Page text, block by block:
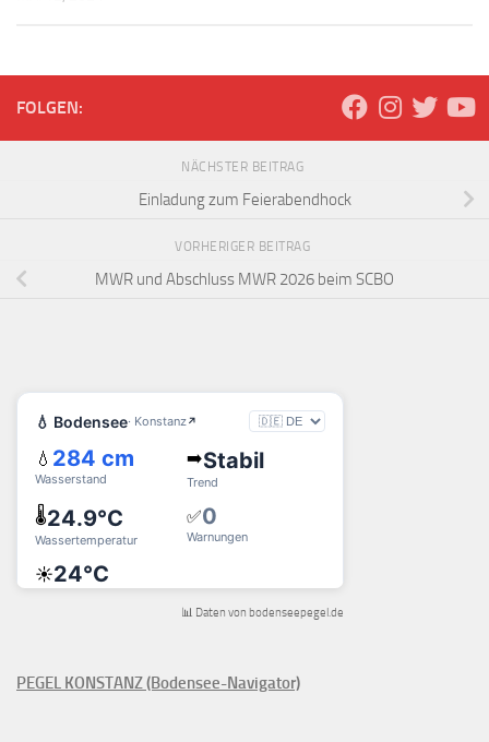
FOLGEN:
NÄCHSTER BEITRAG
Einladung zum Feierabendhock
VORHERIGER BEITRAG
MWR und Abschluss MWR 2026 beim SCBO
📊 Daten von bodenseepegel.de
PEGEL KONSTANZ (Bodensee-Navigator)